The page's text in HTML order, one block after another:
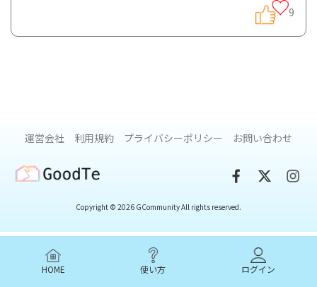
そこで、Gコミュニティ新企画「みんなのくらしとお仕事図
しているかを、図鑑的に紹介するものです。
たとえば、お仕事をされている方の場合は、
的にイメージできることを目指しています。
それによって、IBDの皆さんの仕事と治療、生活の工夫が可
色々な職業を知ることで就職活動における手助けになればと
9
HOME 使い方 ログイン
運営会社 利用規約 プライバシーポリシー お問い合わせ
GoodTe
Copyright © 2026 GCommunity All rights reserved.